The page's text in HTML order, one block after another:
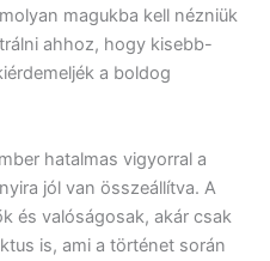
magukba kell nézniük
ahhoz, hogy kisebb-
a boldog
hatalmas vigyorral a
jól van összeállítva. A
és valóságosak, akár csak
is, ami a történet során